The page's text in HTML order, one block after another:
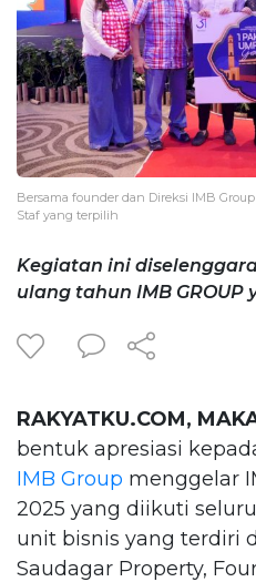
Bersama founder dan Direksi IMB
Staf yang terpilih
Kegiatan ini
ulang tahun IMB GROUP
RAKYATKU.COM,
bentuk apresiasi
IMB Group menggelar
2025 yang diikuti
unit bisnis yang terdiri
Saudagar Property,